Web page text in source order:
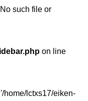
such file or
on line
home/lctxs17/eiken-